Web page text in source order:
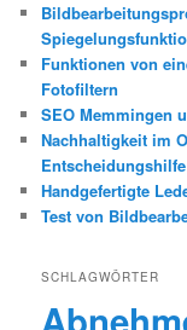
Funktionen von
Fotofiltern
SEO Memmingen
Nachhaltigkeit im
Handgefertigte
Test von
SCHLAGWÖRTER